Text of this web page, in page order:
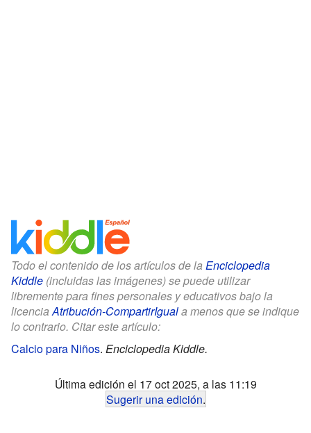
Todo el contenido de los artículos de la Enciclopedia
Kiddle (incluidas las imágenes) se puede utilizar
libremente para fines personales y educativos bajo la
licenciaAtribución-CompartirIguala menos que se indique
lo contrario. Citar este artículo:
Calcio para Niños. Enciclopedia Kiddle.
Última edición el 17 oct 2025, a las 11:19
Sugerir una edición.